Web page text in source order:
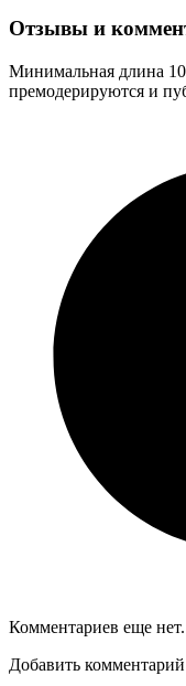
Отзывы и
Минимальная длина
премодерируются и
Комментариев еще
Добавить комментарий